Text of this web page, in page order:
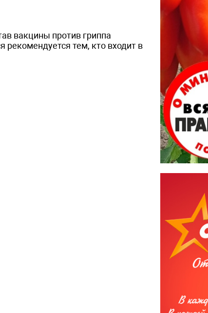
вакцины против гриппа
тем, кто входит в